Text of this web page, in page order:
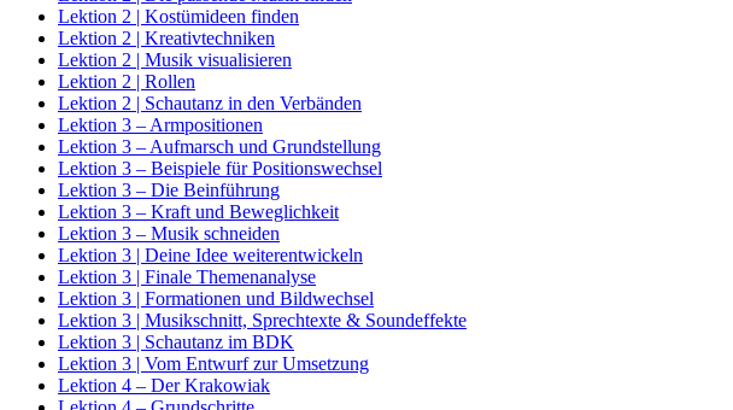
Lektion 2 | Kostümideen finden
Lektion 2 | Kreativtechniken
Lektion 2 | Musik visualisieren
Lektion 2 | Rollen
Lektion 2 | Schautanz in den Verbänden
Lektion 3 – Armpositionen
Lektion 3 – Aufmarsch und Grundstellung
Lektion 3 – Beispiele für Positionswechsel
Lektion 3 – Die Beinführung
Lektion 3 – Kraft und Beweglichkeit
Lektion 3 – Musik schneiden
Lektion 3 | Deine Idee weiterentwickeln
Lektion 3 | Finale Themenanalyse
Lektion 3 | Formationen und Bildwechsel
Lektion 3 | Musikschnitt, Sprechtexte & Soundeffekte
Lektion 3 | Schautanz im BDK
Lektion 3 | Vom Entwurf zur Umsetzung
Lektion 4 – Der Krakowiak